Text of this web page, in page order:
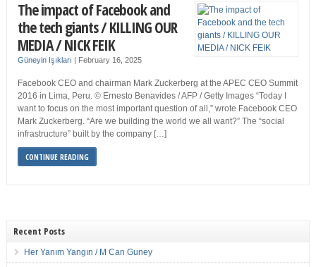
The impact of Facebook and
the tech giants / KILLING OUR
MEDIA / NICK FEIK
Güneyin Işıkları | February 16, 2025
Facebook CEO and chairman Mark Zuckerberg at the APEC CEO Summit
2016 in Lima, Peru. © Ernesto Benavides / AFP / Getty Images “Today I
want to focus on the most important question of all,” wrote Facebook CEO
Mark Zuckerberg. “Are we building the world we all want?” The “social
infrastructure” built by the company […]
CONTINUE READING
Recent Posts
Her Yanım Yangın / M Can Guney